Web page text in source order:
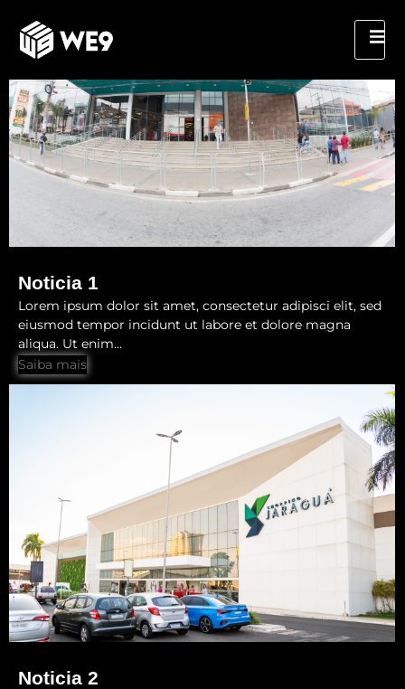
Noticia 1
Lorem ipsum dolor sit amet, consectetur adipisci elit, sed
eiusmod tempor incidunt ut labore et dolore magna
aliqua. Ut enim...
Saiba mais
Noticia 2